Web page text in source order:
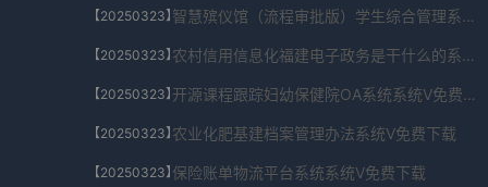
【20250323】 智慧殡仪馆（流程审批版）学生综合管理系统系统V免费下载
【20250323】 农村信用信息化福建电子政务是干什么的系统V免费下载
【20250323】 开源课程跟踪妇幼保健院OA系统系统V免费下载
【20250323】农业化肥基建档案管理办法系统V免费下载
【20250323】保险账单物流平台系统系统V免费下载